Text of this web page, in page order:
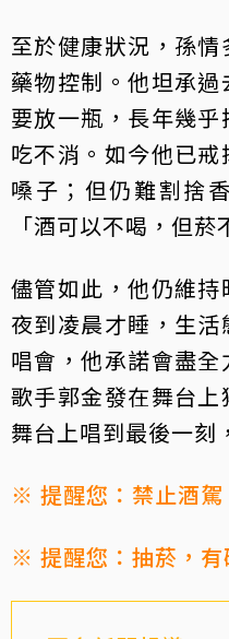
至於健康狀況，孫
藥物控制。他坦承
要放一瓶，長年幾
吃不消。如今他已
嗓子；但仍難割捨
「酒可以不喝，但菸
儘管如此，他仍維
夜到凌晨才睡，生
唱會，他承諾會盡
歌手郭金發在舞台
舞台上唱到最後一刻
※ 提醒您：禁止酒
※ 提醒您：抽菸，有